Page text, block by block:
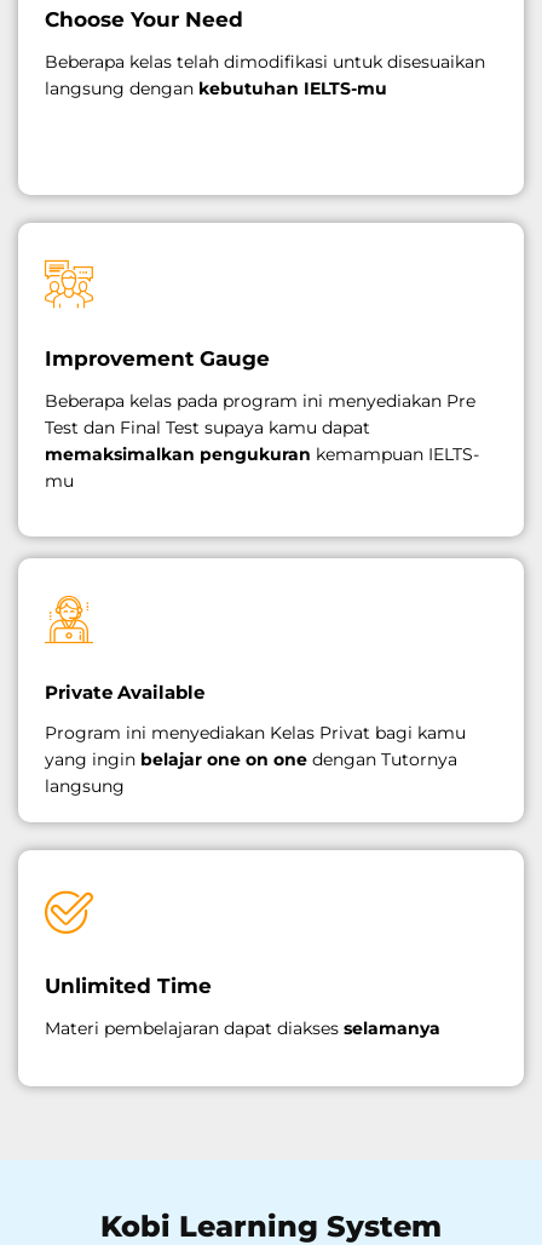
Choose Your Need
Beberapa kelas telah dimodifikasi untuk disesuaikan
langsung dengan kebutuhan IELTS-mu
Improvement Gauge
Beberapa kelas pada program ini menyediakan Pre
Test dan Final Test supaya kamu dapat
memaksimalkan pengukuran kemampuan IELTS-
mu
Private Available
Program ini menyediakan Kelas Privat bagi kamu
yang ingin belajar one on one dengan Tutornya
langsung
Unlimited Time
Materi pembelajaran dapat diakses selamanya
Kobi Learning System